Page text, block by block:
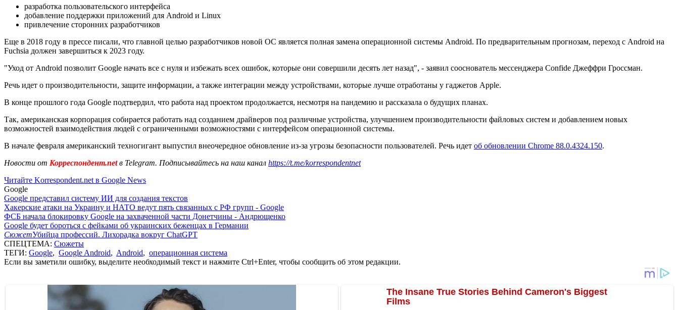
разработка пользовательского интерфейса
добавление поддержки приложений для Android и Linux
привлечение сторонних разработчиков
Еще в 2018 году в прессе писали, что главной целью разработчиков новой ОС является полная замена операционной системы Android. По предварительным прогнозам, переход с Android на
Fuchsia должен завершиться к 2023 году.
"Уход от Android позволит Google начать все с нуля и избежать всех ошибок, которые они совершили десять лет назад", - заявил сооснователь мессенджера Confide Джеффри Гроссман.
Речь идет о производительности, защите информации, а также интеграции между устройствами, которые лучше отработаны у гаджетов Apple.
В конце прошлого года Google подтвердил, что работа над проектом продолжается, несмотря на пандемию и рассказала о будущих планах.
Так, американская корпорация собирается работать над созданием драйверов под различные устройства, улучшением производительности файловых систем и добавлением новых
возможностей взаимодействия людей с ограниченными возможностями с интерфейсом операционной системы.
В начале февраля американский техногигант выпустил внеочередное обновление из-за угрозы безопасности пользователей. Речь идет об обновлении Chrome 88.0.4324.150.
Новости от Корреспондент.netв Telegram. Подписывайтесь на наш канал https://t.me/korrespondentnet
Читайте Korrespondent.net в Google News
Google
Google представил систему ИИ для создания текстов
Хакерские атаки на Украину и НАТО ведут пять связанных с РФ групп - Google
ФСБ начала блокировку Google на захваченной части Донетчины - Андрющенко
Google будет бороться с фейками об украинских беженцах в Германии
СюжетУбийца профессий. Лихорадка вокруг ChatGPT
СПЕЦТЕМА: Сюжеты
ТЕГИ: Google, Google Android, Android, операционная система
Если вы заметили ошибку, выделите необходимый текст и нажмите Ctrl+Enter, чтобы сообщить об этом редакции.